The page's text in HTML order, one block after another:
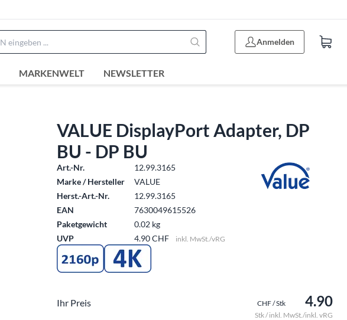
Anmelden
MARKENWELT NEWSLETTER
VALUE DisplayPort Adapter, DP
BU - DP BU
Art.-Nr.
12.99.3165
Marke / Hersteller
VALUE
Herst.-Art.-Nr.
12.99.3165
EAN
7630049615526
Paketgewicht
0.02 kg
UVP
4.90 CHF inkl. MwSt./vRG
Ihr Preis CHF / Stk 4.90
Stk / inkl. MwSt./inkl. vRG